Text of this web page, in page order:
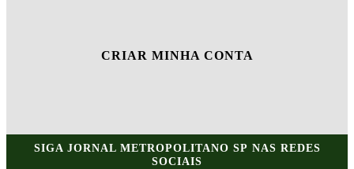
CRIAR MINHA CONTA
SIGA JORNAL METROPOLITANO SP NAS REDES
SOCIAIS